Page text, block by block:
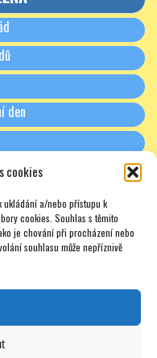
cookies
ukládání a/nebo přístupu k
cookies. Souhlas s těmito
je chování při procházení nebo
souhlasu může nepříznivě
den
SRPŠ)
– nabídky – texty